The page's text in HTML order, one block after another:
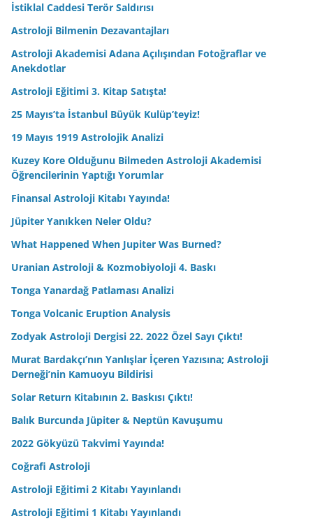
İstiklal Caddesi Terör Saldırısı
Astroloji Bilmenin Dezavantajları
Astroloji Akademisi Adana Açılışından Fotoğraflar ve
Anekdotlar
Astroloji Eğitimi 3. Kitap Satışta!
25 Mayıs’ta İstanbul Büyük Kulüp’teyiz!
19 Mayıs 1919 Astrolojik Analizi
Kuzey Kore Olduğunu Bilmeden Astroloji Akademisi
Öğrencilerinin Yaptığı Yorumlar
Finansal Astroloji Kitabı Yayında!
Jüpiter Yanıkken Neler Oldu?
What Happened When Jupiter Was Burned?
Uranian Astroloji & Kozmobiyoloji 4. Baskı
Tonga Yanardağ Patlaması Analizi
Tonga Volcanic Eruption Analysis
Zodyak Astroloji Dergisi 22. 2022 Özel Sayı Çıktı!
Murat Bardakçı’nın Yanlışlar İçeren Yazısına; Astroloji
Derneği’nin Kamuoyu Bildirisi
Solar Return Kitabının 2. Baskısı Çıktı!
Balık Burcunda Jüpiter & Neptün Kavuşumu
2022 Gökyüzü Takvimi Yayında!
Coğrafi Astroloji
Astroloji Eğitimi 2 Kitabı Yayınlandı
Astroloji Eğitimi 1 Kitabı Yayınlandı